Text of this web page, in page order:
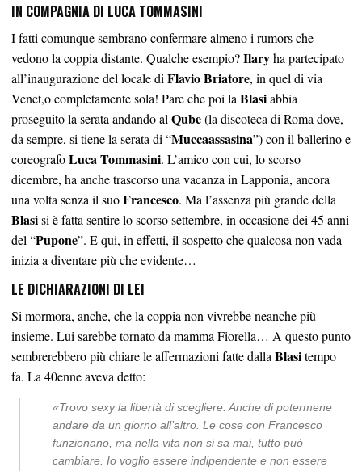
IN COMPAGNIA DI LUCA TOMMASINI
I fatti comunque sembrano confermare almeno i rumors che
vedono la coppia distante. Qualche esempio?Ilaryha partecipato
all’inaugurazione del locale di Flavio Briatore, in quel di via
Venet,o completamente sola! Pare che poi la Blasiabbia
proseguito la serata andando al Qube(la discoteca di Roma dove,
da sempre, si tiene la serata di “Muccaassasina”) con il ballerino e
coreografoLuca Tommasini. L’amico con cui, lo scorso
dicembre, ha anche trascorso una vacanza in Lapponia, ancora
una volta senza il suoFrancesco. Ma l’assenza più grande della
Blasisi è fatta sentire lo scorso settembre, in occasione dei 45 anni
del “Pupone”. E qui, in effetti, il sospetto che qualcosa non vada
inizia a diventare più che evidente…
LE DICHIARAZIONI DI LEI
Si mormora, anche, che la coppia non vivrebbe neanche più
insieme. Lui sarebbe tornato da mamma Fiorella… A questo punto
sembrerebbero più chiare le affermazioni fatte dalla Blasitempo
fa. La 40enne aveva detto:
«Trovo sexy la libertà di scegliere. Anche di potermene
andare da un giorno all’altro. Le cose con Francesco
funzionano, ma nella vita non si sa mai, tutto può
cambiare. Io voglio essere indipendente e non essere